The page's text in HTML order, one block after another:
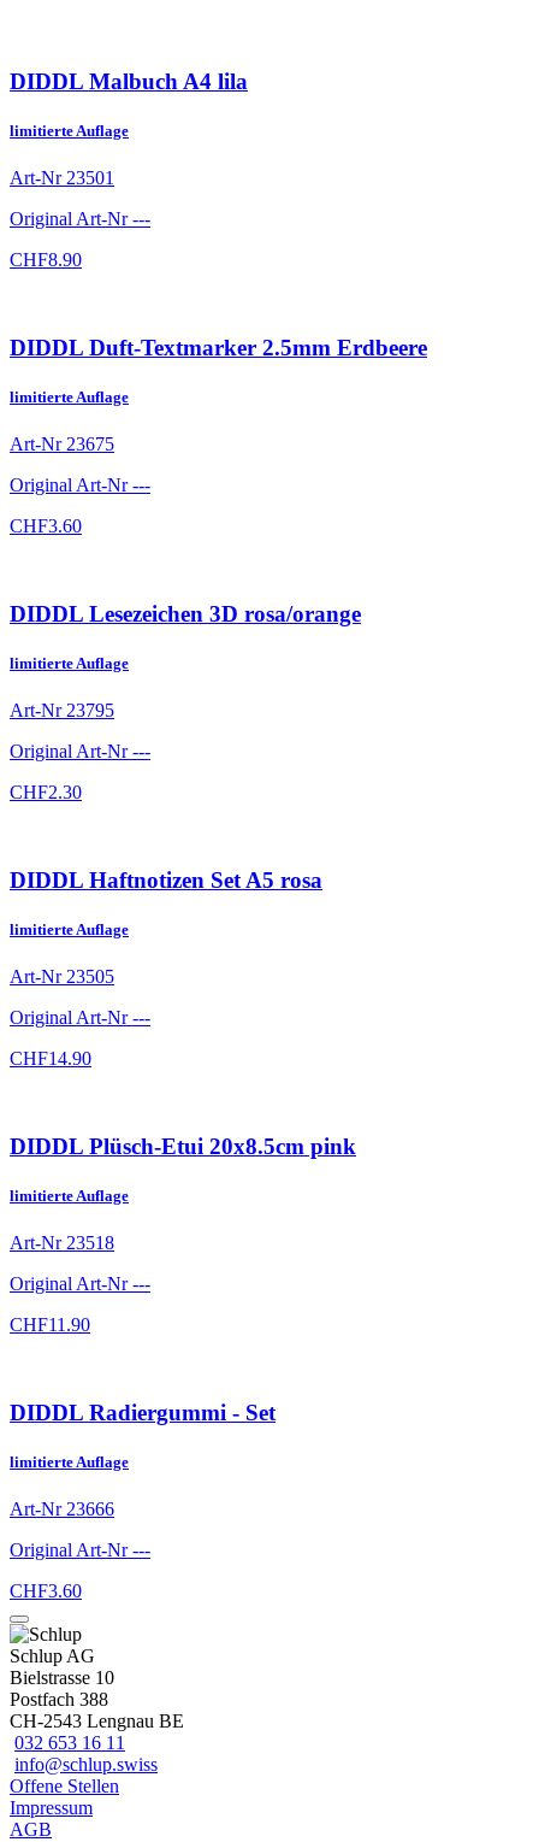
DIDDL Malbuch A4 lila
limitierte Auflage
Art-Nr 23501
Original Art-Nr---
CHF8.90
DIDDL Duft-Textmarker 2.5mm Erdbeere
limitierte Auflage
Art-Nr 23675
Original Art-Nr---
CHF3.60
DIDDL Lesezeichen 3D rosa/orange
limitierte Auflage
Art-Nr 23795
Original Art-Nr---
CHF2.30
DIDDL Haftnotizen Set A5 rosa
limitierte Auflage
Art-Nr 23505
Original Art-Nr---
CHF14.90
DIDDL Plüsch-Etui 20x8.5cm pink
limitierte Auflage
Art-Nr 23518
Original Art-Nr---
CHF11.90
DIDDL Radiergummi - Set
limitierte Auflage
Art-Nr23666
Original Art-Nr---
CHF3.60
Schlup AG
Bielstrasse 10
Postfach 388
CH-2543 Lengnau BE
032 653 16 11
info@schlup.swiss
Offene Stellen
Impressum
AGB